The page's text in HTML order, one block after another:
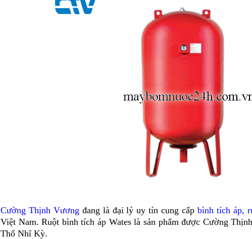
Cường Thịnh Vương đang là đại lý uy tín cung cấp bình tích áp,
Việt Nam. Ruột bình tích áp Wates là sản phẩm được Cường
Thổ Nhĩ Kỳ.